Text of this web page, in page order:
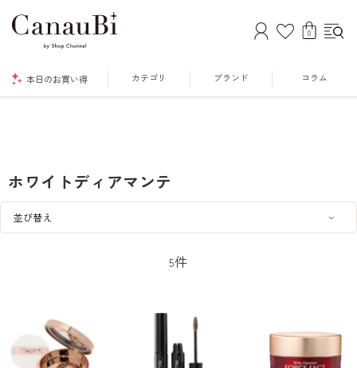
0
本日のお買い得 カテゴリ ブランド コラム
ホワイトディアマンテ
5件